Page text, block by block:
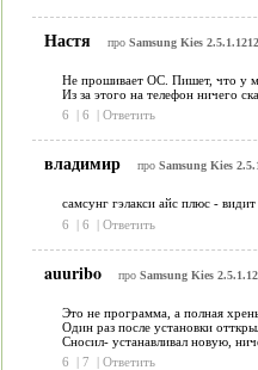
Настя про Samsung Kies
Не прошивает ОС. Пишет, что у
Из за этого на телефон ничего
6
| 6 | Ответить
владимир про Samsung Kies
самсунг гэлакси айс плюс -
6
| 6 | Ответить
auuribo про Samsung Kies
Это не программа, а полная
Один раз после установки
Сносил- устанавливал новую,
6
| 7 | Ответить